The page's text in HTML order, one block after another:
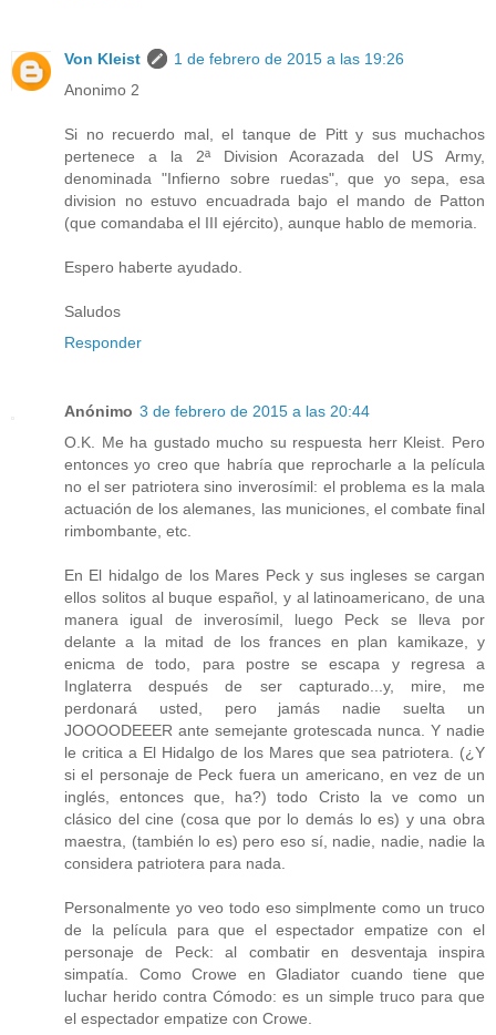
Von Kleist
1 de febrero de 2015 a las 19:26
Anonimo 2
Si no recuerdo mal, el tanque de Pitt y sus muchachos
pertenece a la 2ª Division Acorazada del US Army,
denominada "Infierno sobre ruedas", que yo sepa, esa
division no estuvo encuadrada bajo el mando de Patton
(que comandaba el III ejército), aunque hablo de memoria.
Espero haberte ayudado.
Saludos
Responder
Anónimo 3 de febrero de 2015 a las 20:44
O.K. Me ha gustado mucho su respuesta herr Kleist. Pero
entonces yo creo que habría que reprocharle a la película
no el ser patriotera sino inverosímil: el problema es la mala
actuación de los alemanes, las municiones, el combate final
rimbombante, etc.
En El hidalgo de los Mares Peck y sus ingleses se cargan
ellos solitos al buque español, y al latinoamericano, de una
manera igual de inverosímil, luego Peck se lleva por
delante a la mitad de los frances en plan kamikaze, y
enicma de todo, para postre se escapa y regresa a
Inglaterra después de ser capturado...y, mire, me
perdonará usted, pero jamás nadie suelta un
JOOOODEEER ante semejante grotescada nunca. Y nadie
le critica a El Hidalgo de los Mares que sea patriotera. (¿Y
si el personaje de Peck fuera un americano, en vez de un
inglés, entonces que, ha?) todo Cristo la ve como un
clásico del cine (cosa que por lo demás lo es) y una obra
maestra, (también lo es) pero eso sí, nadie, nadie, nadie la
considera patriotera para nada.
Personalmente yo veo todo eso simplmente como un truco
de la película para que el espectador empatize con el
personaje de Peck: al combatir en desventaja inspira
simpatía. Como Crowe en Gladiator cuando tiene que
luchar herido contra Cómodo: es un simple truco para que
el espectador empatize con Crowe.